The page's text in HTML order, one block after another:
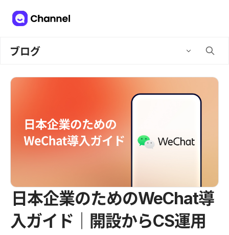
ブログ
日本企業のためのWeChat導
入ガイド｜開設からCS運用